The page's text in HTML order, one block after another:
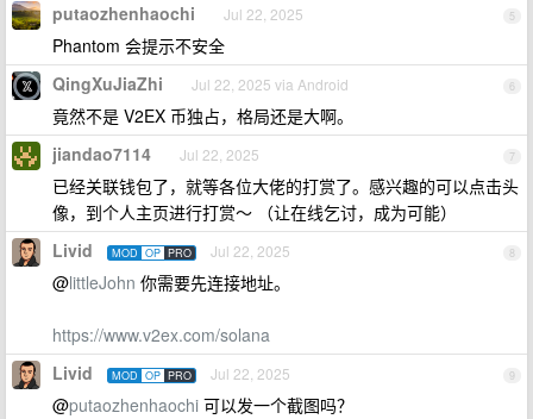
5
putaozhenhaochi Jul 22, 2025
Phantom 会提示不安全
6
QingXuJiaZhi Jul 22, 2025 via Android
竟然不是 V2EX 币独占，格局还是大啊。
7
jiandao7114 Jul 22, 2025
已经关联钱包了，就等各位大佬的打赏了。感兴趣的可以点击头
像，到个人主页进行打赏～ （让在线乞讨，成为可能）
8
Livid MOD OP PRO Jul 22, 2025
@littleJohn 你需要先连接地址。
https://www.v2ex.com/solana
9
Livid MOD OP PRO Jul 22, 2025
@putaozhenhaochi 可以发一个截图吗？